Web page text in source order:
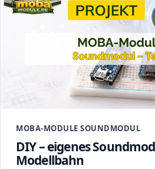
MOBA-MODULE SOUNDMODUL
DIY – eigenes
Modellbahn